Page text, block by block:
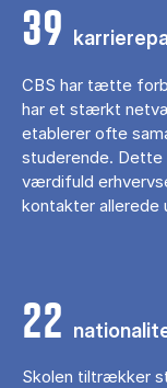
39
CBS har tætte
har et stærkt
etablerer ofte
studerende. Dette
værdifuld
kontakter allerede
22
Skolen tiltrækker